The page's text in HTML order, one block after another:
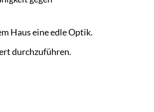
Haus eine edle Optik.
durchzuführen.